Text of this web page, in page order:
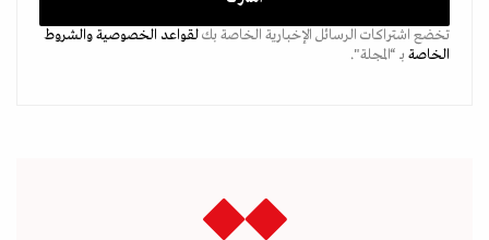
تخضع اشتراكات الرسائل الإخبارية الخاصة بكلقواعد الخصوصيةوالشروط
الخاصة بـ “المجلة".